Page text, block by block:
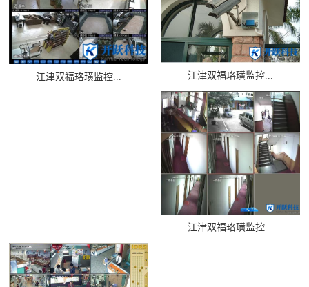
江津双福珞璜监控... 江津双福珞璜监控...
江津双福珞璜监控...